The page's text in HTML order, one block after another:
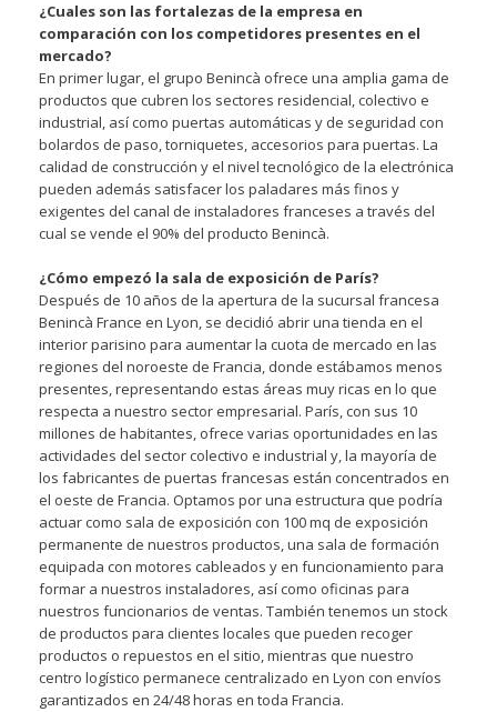
¿Cuales son las fortalezas de la empresa en
comparación con los competidores presentes en el
mercado?
En primer lugar, el grupo Benincà ofrece una amplia gama de
productos que cubren los sectores residencial, colectivo e
industrial, así como puertas automáticas y de seguridad con
bolardos de paso, torniquetes, accesorios para puertas. La
calidad de construcción y el nivel tecnológico de la electrónica
pueden además satisfacer los paladares más finos y
exigentes del canal de instaladores franceses a través del
cual se vende el 90% del producto Benincà.
¿Cómo empezó la sala de exposición de París?
Después de 10 años de la apertura de la sucursal francesa
Benincà France en Lyon, se decidió abrir una tienda en el
interior parisino para aumentar la cuota de mercado en las
regiones del noroeste de Francia, donde estábamos menos
presentes, representando estas áreas muy ricas en lo que
respecta a nuestro sector empresarial. París, con sus 10
millones de habitantes, ofrece varias oportunidades en las
actividades del sector colectivo e industrial y, la mayoría de
los fabricantes de puertas francesas están concentrados en
el oeste de Francia. Optamos por una estructura que podría
actuar como sala de exposición con 100 mq de exposición
permanente de nuestros productos, una sala de formación
equipada con motores cableados y en funcionamiento para
formar a nuestros instaladores, así como oficinas para
nuestros funcionarios de ventas. También tenemos un stock
de productos para clientes locales que pueden recoger
productos o repuestos en el sitio, mientras que nuestro
centro logístico permanece centralizado en Lyon con envíos
garantizados en 24/48 horas en toda Francia.